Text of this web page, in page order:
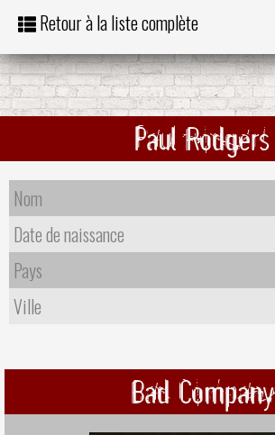
Retour à la liste complète
Paul Rodgers
Nom
Date de naissance
Pays
Ville
Bad Company